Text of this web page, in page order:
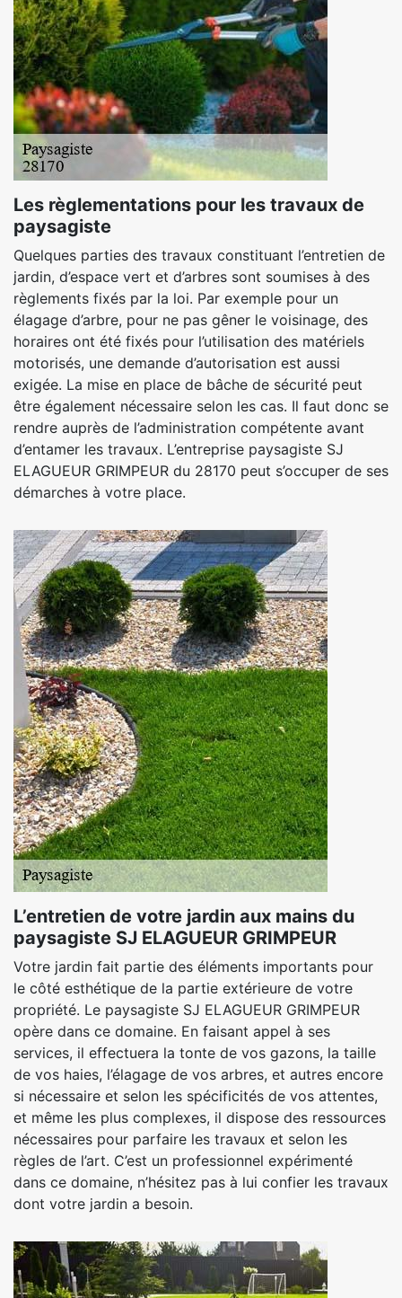
Les règlementations pour les travaux de
paysagiste
Quelques parties des travaux constituant l’entretien de
jardin, d’espace vert et d’arbres sont soumises à des
règlements fixés par la loi. Par exemple pour un
élagage d’arbre, pour ne pas gêner le voisinage, des
horaires ont été fixés pour l’utilisation des matériels
motorisés, une demande d’autorisation est aussi
exigée. La mise en place de bâche de sécurité peut
être également nécessaire selon les cas. Il faut donc se
rendre auprès de l’administration compétente avant
d’entamer les travaux. L’entreprise paysagiste SJ
ELAGUEUR GRIMPEUR du 28170 peut s’occuper de ses
démarches à votre place.
L’entretien de votre jardin aux mains du
paysagiste SJ ELAGUEUR GRIMPEUR
Votre jardin fait partie des éléments importants pour
le côté esthétique de la partie extérieure de votre
propriété. Le paysagiste SJ ELAGUEUR GRIMPEUR
opère dans ce domaine. En faisant appel à ses
services, il effectuera la tonte de vos gazons, la taille
de vos haies, l’élagage de vos arbres, et autres encore
si nécessaire et selon les spécificités de vos attentes,
et même les plus complexes, il dispose des ressources
nécessaires pour parfaire les travaux et selon les
règles de l’art. C’est un professionnel expérimenté
dans ce domaine, n’hésitez pas à lui confier les travaux
dont votre jardin a besoin.